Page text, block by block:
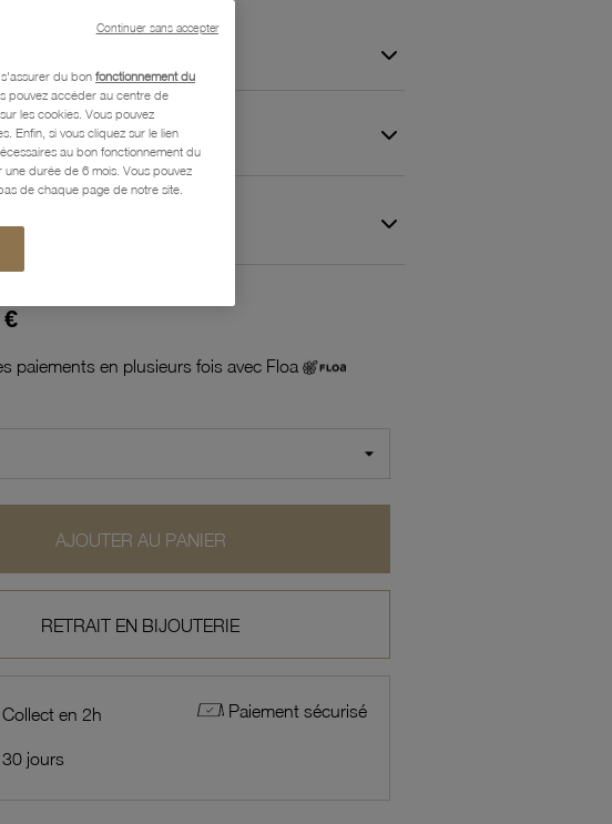
détaillées
Retours et Garantie
paiements en plusieurs fois avec Floa
AJOUTER AU PANIER
RETRAIT EN BIJOUTERIE
en 2h Paiement sécurisé
jours
du bon fonctionnement du
pouvez accéder au centre de
les cookies. Vous pouvez
Enfin, si vous cliquez sur le lien
au bon fonctionnement du
durée de 6 mois. Vous pouvez
de chaque page de notre site.
Continuer sans accepter